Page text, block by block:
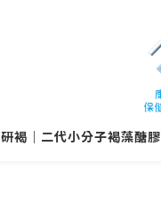
研褐｜二代小分子褐藻醣膠